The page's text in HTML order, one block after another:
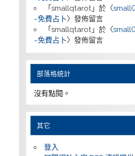
「 smallqtarot」於〈
~免費占卜〉發佈留言
「 smallqtarot」於〈
~免費占卜〉發佈留言
部落格統計
沒有點閱。
其它
登入